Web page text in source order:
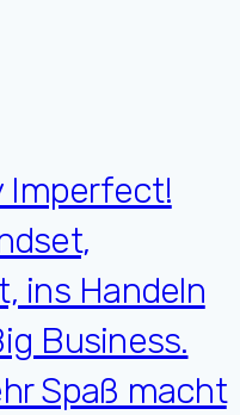
Imperfect!
ins Handeln
Business.
Spaß macht